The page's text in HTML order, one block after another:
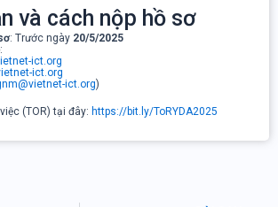
và cách nộp hồ sơ
: Trước ngày 20/5/2025
:
ict.org
ict.org
ict.org)
(TOR) tại đây: https://bit.ly/ToRYDA2025